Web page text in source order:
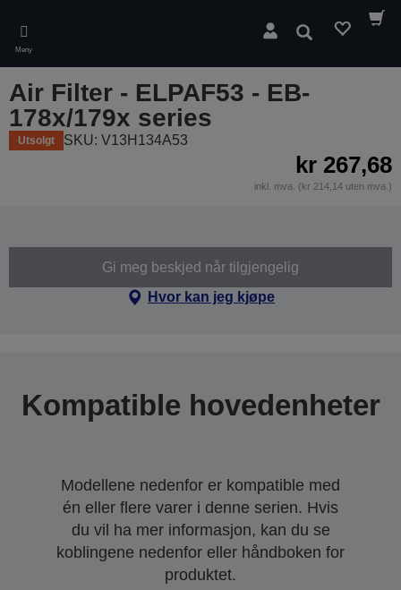
main
content
Meny
Søk
Air Filter - ELPAF53 - EB-
178x/179x series
Utsolgt SKU: V13H134A53
kr 267,68
inkl. mva. (kr 214,14 uten mva.)
Gi meg beskjed når tilgjengelig
Hvor kan jeg kjøpe
Kompatible hovedenheter
Modellene nedenfor er kompatible med
én eller flere varer i denne serien. Hvis
du vil ha mer informasjon, kan du se
koblingene nedenfor eller håndboken for
produktet.